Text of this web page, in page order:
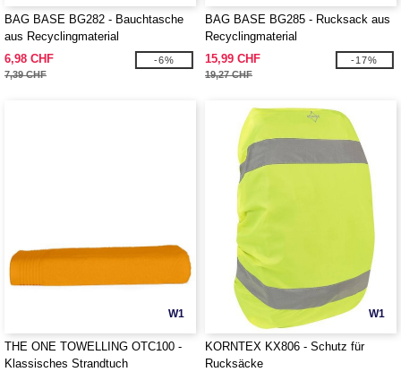
BAG BASE BG282 - Bauchtasche
aus Recyclingmaterial
6,98 CHF
7,39 CHF
-6%
BAG BASE BG285 - Rucksack aus
Recyclingmaterial
15,99 CHF
19,27 CHF
-17%
W1
THE ONE TOWELLING OTC100 -
Klassisches Strandtuch
W1
KORNTEX KX806 - Schutz für
Rucksäcke